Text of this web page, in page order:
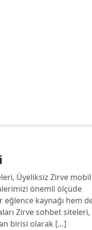
Üyeliksiz Zirve mobil
önemli ölçüde
kaynağı hem
Zirve sohbet siteleri,
birisi olarak […]